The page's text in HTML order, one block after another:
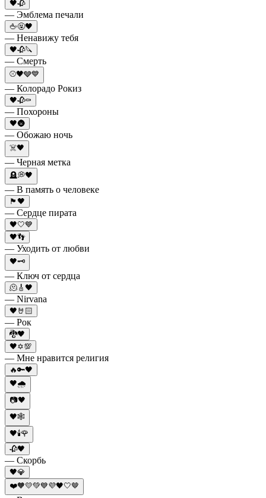
🖤🥀
— Эмблема печали
🖕🤬🖤
— Ненавижу тебя
🖤🥀🔪
— Смерть
⚾🖤🩶💙
— Колорадо Рокиз
🖤🥀⚰️
— Похороны
🖤🌚
— Обожаю ночь
☠️🖤
— Черная метка
🪦💭🖤
— В память о человеке
🏴🖤
— Сердце пирата
🖤🤍💙
🖤👣
— Уходить от любви
🖤🗝
— Ключ от сердца
🫠🎸🖤
— Nirvana
🖤🤘🏻
— Рок
🐉🖤
🖤✡️💯
— Мне нравится религия
🔥🔑🖤
🖤🌧
📷🖤
🖤🕸️
🖤🕯️🌹
🥀🖤
— Скорбь
🖤💎
❤️🧡💛💚💙💜🖤🤍🤎